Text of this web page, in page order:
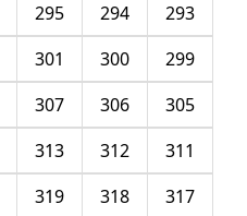
293
294
295
299
300
301
305
306
307
311
312
313
317
318
319